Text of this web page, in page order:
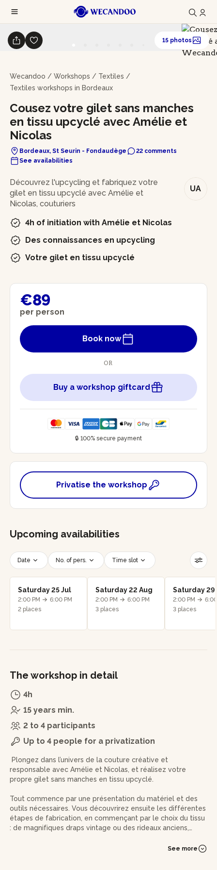
Wecandoo / Workshops / Textiles /
Textiles workshops in Bordeaux
Cousez votre gilet sans manches
en tissu upcyclé avec Amélie et
Nicolas
Bordeaux, St Seurin - Fondaudège
22 comments
See availabilities
15 photos
In brief
UA
Découvrez l'upcycling et fabriquez votre
gilet en tissu upcyclé avec Amélie et
Nicolas, couturiers
4h of initiation with Amélie et Nicolas
Des connaissances en upcycling
Votre gilet en tissu upcyclé
€89
per person
Book now
OR
Buy a workshop giftcard
🔒 100% secure payment
Privatise the workshop
Upcoming availabilities
Date No. of pers. Time slot
Reset filters
Saturday 25 Jul
2:00 PM
6:00 PM
2 places
Saturday 22 Aug
2:00 PM
6:00 PM
3 places
Saturday 29
2:00 PM
3 places
The workshop in detail
4h
15 years min.
2 to 4 participants
Up to 4 people for a privatization
Plongez dans l’univers de la couture créative et
responsable avec Amélie et Nicolas, et réalisez votre
propre gilet sans manches en tissu upcyclé.
Tout commence par une présentation du matériel et des
outils nécessaires. Vous découvrirez ensuite les différentes
étapes de fabrication, en commençant par le choix du tissu
: de magnifiques draps vintage ou des rideaux anciens,
See more